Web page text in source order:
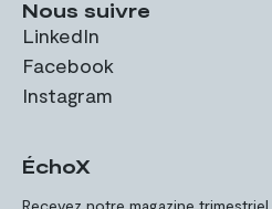
Nous suivre
LinkedIn
Facebook
Instagram
ÉchoX
Recevez notre magazine